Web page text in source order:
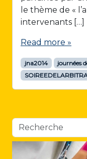
le thème de «
intervenants […]
Read more »
jna2014 journées